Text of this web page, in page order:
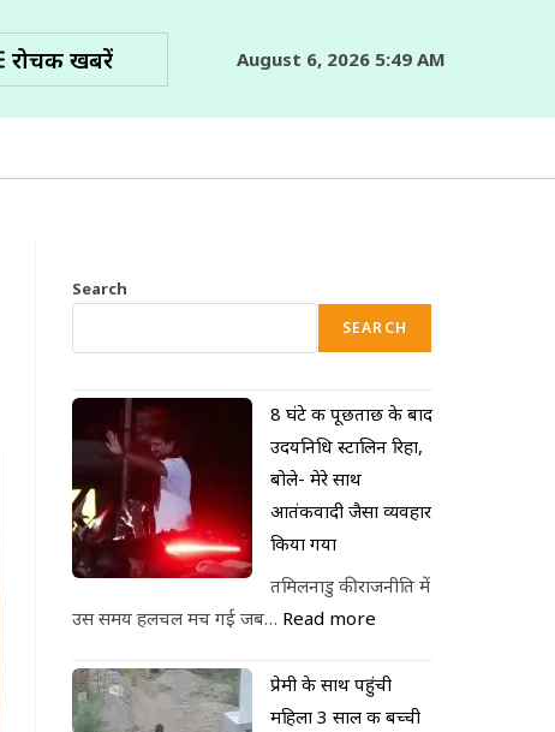
रोचक खबरें August 6, 2026 5:49 AM
Search
SEARCH
8 घंटे की पूछताछ के बाद
उदयनिधि स्टालिन रिहा,
बोले- मेरे साथ
आतंकवादी जैसा व्यवहार
किया गया
तमिलनाडु की राजनीति में
उस समय हलचल मच गई जब… Read more
प्रेमी के साथ पहुंची
महिला 3 साल की बच्ची